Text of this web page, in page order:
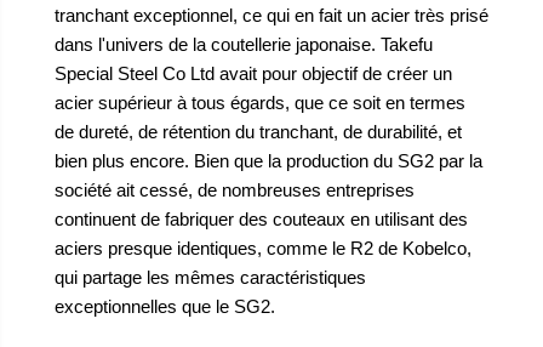
tranchant exceptionnel, ce qui en fait un acier très prisé
dans l'univers de la coutellerie japonaise. Takefu
Special Steel Co Ltd avait pour objectif de créer un
acier supérieur à tous égards, que ce soit en termes
de dureté, de rétention du tranchant, de durabilité, et
bien plus encore. Bien que la production du SG2 par la
société ait cessé, de nombreuses entreprises
continuent de fabriquer des couteaux en utilisant des
aciers presque identiques, comme le R2 de Kobelco,
qui partage les mêmes caractéristiques
exceptionnelles que le SG2.